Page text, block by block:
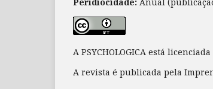
A PSYCHOLOGICA está
A revista é publicada pela